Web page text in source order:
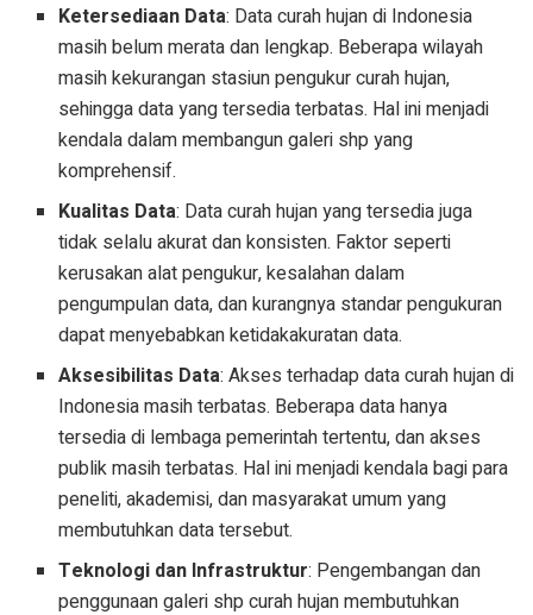
Ketersediaan Data: Data curah hujan di Indonesia
masih belum merata dan lengkap. Beberapa wilayah
masih kekurangan stasiun pengukur curah hujan,
sehingga data yang tersedia terbatas. Hal ini menjadi
kendala dalam membangun galeri shp yang
komprehensif.
Kualitas Data: Data curah hujan yang tersedia juga
tidak selalu akurat dan konsisten. Faktor seperti
kerusakan alat pengukur, kesalahan dalam
pengumpulan data, dan kurangnya standar pengukuran
dapat menyebabkan ketidakakuratan data.
Aksesibilitas Data: Akses terhadap data curah hujan di
Indonesia masih terbatas. Beberapa data hanya
tersedia di lembaga pemerintah tertentu, dan akses
publik masih terbatas. Hal ini menjadi kendala bagi para
peneliti, akademisi, dan masyarakat umum yang
membutuhkan data tersebut.
Teknologi dan Infrastruktur: Pengembangan dan
penggunaan galeri shp curah hujan membutuhkan